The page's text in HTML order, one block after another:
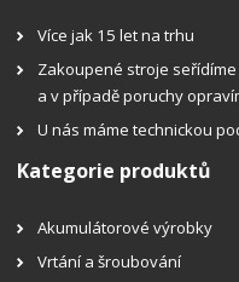
Více jak 15 let na trhu
Zakoupené stroje seřídíme
a v případě poruchy
U nás máme technickou
Kategorie produktů
Akumulátorové výrobky
Vrtání a šroubování